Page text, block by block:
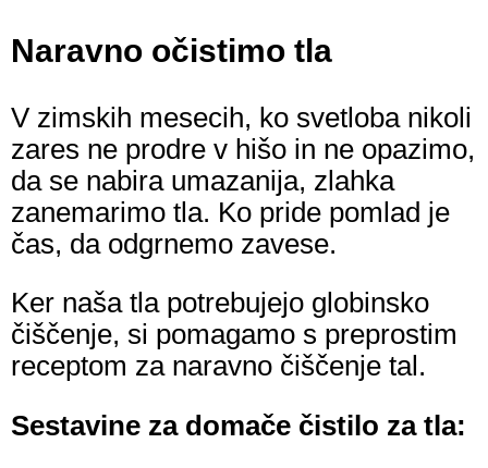
Naravno očistimo tla
V zimskih mesecih, ko svetloba nikoli
zares ne prodre v hišo in ne opazimo,
da se nabira umazanija, zlahka
zanemarimo tla. Ko pride pomlad je
čas, da odgrnemo zavese.
Ker naša tla potrebujejo globinsko
čiščenje, si pomagamo s preprostim
receptom za naravno čiščenje tal.
Sestavine za domače čistilo za tla: